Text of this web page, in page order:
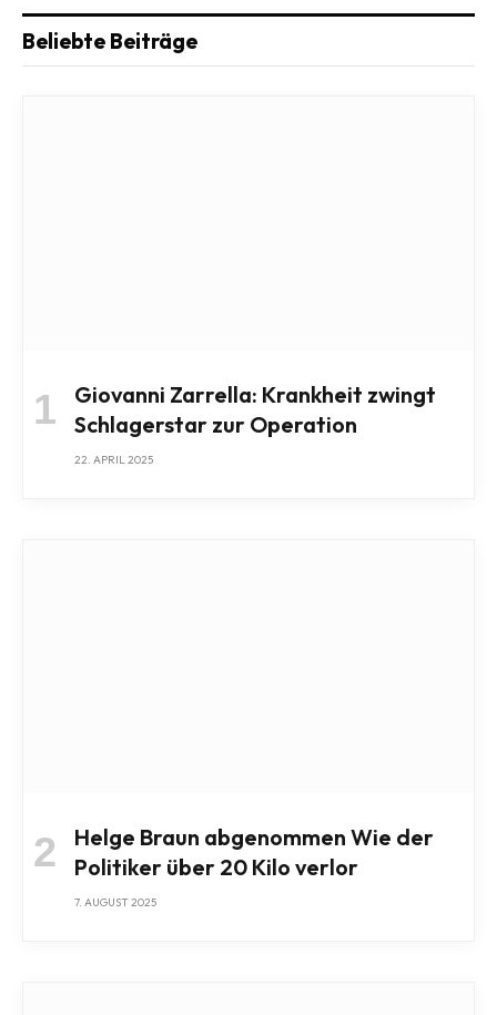
Beliebte Beiträge
Giovanni Zarrella: Krankheit zwingt
Schlagerstar zur Operation
22. APRIL 2025
Helge Braun abgenommen Wie der
Politiker über 20 Kilo verlor
7. AUGUST 2025